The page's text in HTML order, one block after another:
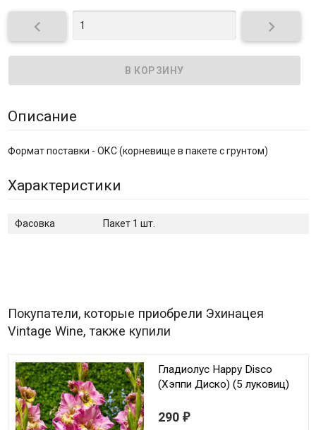
 
Описание
Формат поставки - ОКС (корневище в пакете с грунтом)
Характеристики
Фасовка Пакет 1 шт.
Покупатели, которые приобрели Эхинацея
Vintage Wine, также купили
Гладиолус Happy Disco
(Хэппи Диско) (5 луковиц)
290 ₽